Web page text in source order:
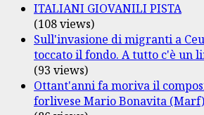
ITALIANI GIOVANILI PISTA
(108 views)
Sull'invasione di migranti a
toccato il fondo. A tutto c'è un
(93 views)
Ottant'anni fa moriva il
forlivese Mario Bonavita (Marf)